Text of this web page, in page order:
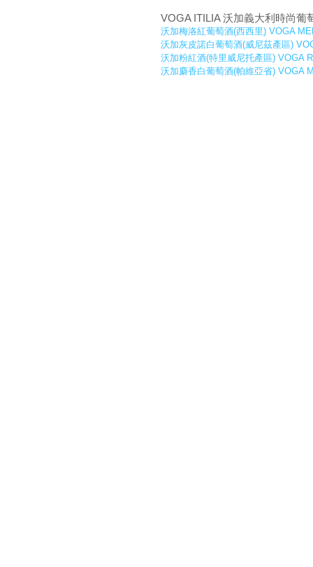
VOGA ITILIA 沃加義大利時尚
沃加梅洛紅葡萄酒(西西里) VOGA
沃加灰皮諾白葡萄酒(威尼茲產區)
沃加粉紅酒(特里威尼托產區) VOGA
沃加麝香白葡萄酒(帕維亞省) VOGA